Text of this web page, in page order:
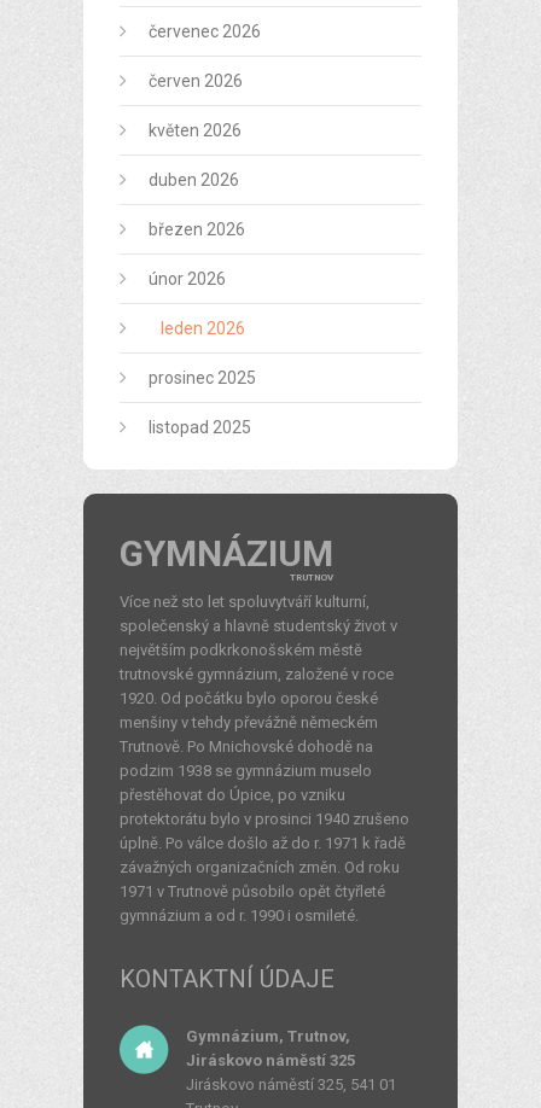
červenec 2026
červen 2026
květen 2026
duben 2026
březen 2026
únor 2026
leden 2026
prosinec 2025
listopad 2025
GYMNÁZIUM
TRUTNOV
Více než sto let spoluvytváří kulturní,
společenský a hlavně studentský život v
největším podkrkonošském městě
trutnovské gymnázium, založené v roce
1920. Od počátku bylo oporou české
menšiny v tehdy převážně německém
Trutnově. Po Mnichovské dohodě na
podzim 1938 se gymnázium muselo
přestěhovat do Úpice, po vzniku
protektorátu bylo v prosinci 1940 zrušeno
úplně. Po válce došlo až do r. 1971 k řadě
závažných organizačních změn. Od roku
1971 v Trutnově působilo opět čtyřleté
gymnázium a od r. 1990 i osmileté.
KONTAKTNÍ ÚDAJE
Gymnázium, Trutnov,
Jiráskovo náměstí 325
Jiráskovo náměstí 325, 541 01